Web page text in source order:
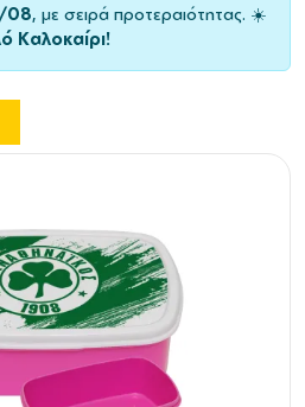
08, με σειρά προτεραιότητας. ☀️
Καλοκαίρι!